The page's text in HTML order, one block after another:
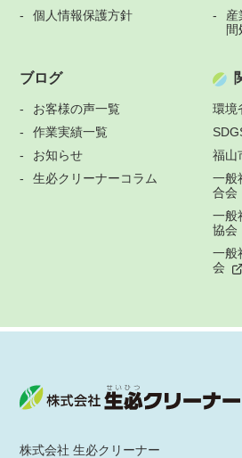
個人情報保護方針
産
間
ブログ
お客様の声一覧
作業実績一覧
お知らせ
生必クリーナーコラム
環境
福山
一般
合会
一般
協会
一般
会
株式会社 生必クリーナー